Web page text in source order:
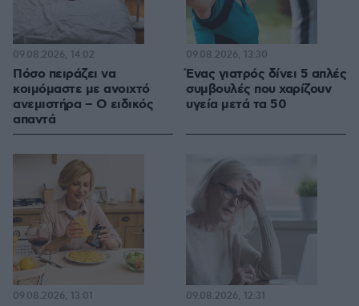
Πόσο πειράζει να
κοιμόμαστε με ανοιχτό
ανεμιστήρα – Ο ειδικός
απαντά
09.08.2026, 14:02
Ένας γιατρός δίνει 5 απλές
συμβουλές που χαρίζουν
υγεία μετά τα 50
09.08.2026, 13:30
09.08.2026, 13:01 09.08.2026, 12:31